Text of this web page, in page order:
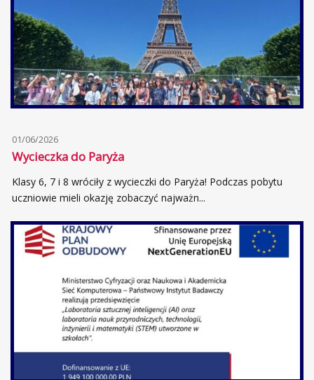
01/06/2026
Wycieczka do Paryża
Klasy 6, 7 i 8 wróciły z wycieczki do Paryża! Podczas pobytu
uczniowie mieli okazję zobaczyć najważn...